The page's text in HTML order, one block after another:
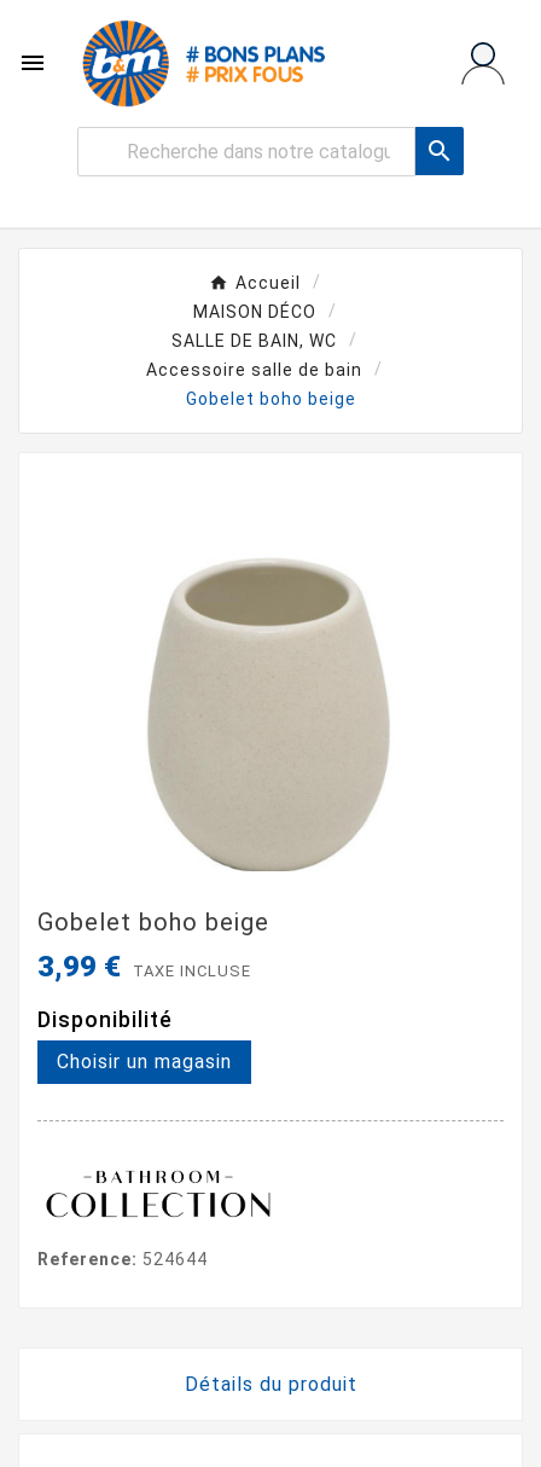


Accueil
MAISON DÉCO
SALLE DE BAIN, WC
Accessoire salle de bain
Gobelet boho beige
Gobelet boho beige
3,99 € TAXE INCLUSE
Disponibilité
Choisir un magasin
Reference: 524644
Détails du produit